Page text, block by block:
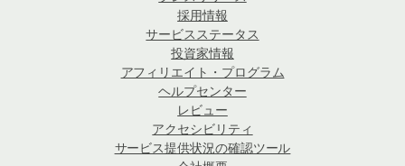
採用情報
サービスステータス
投資家情報
アフィリエイト・プログラム
ヘルプセンター
レビュー
アクセシビリティ
サービス提供状況の確認ツール